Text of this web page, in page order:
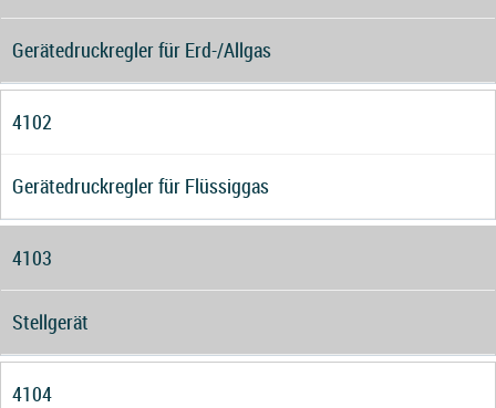
Gerätedruckregler für Erd-/Allgas
4102
Gerätedruckregler für Flüssiggas
4103
Stellgerät
4104